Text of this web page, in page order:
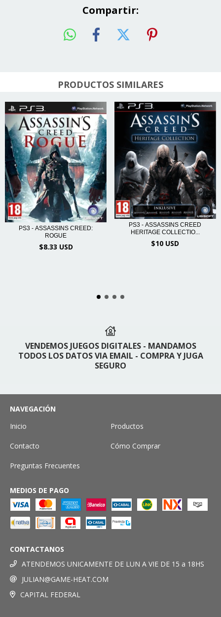
Compartir:
PRODUCTOS SIMILARES
PS3 - ASSASSINS CREED:
ROGUE
$8.33 USD
PS3 - ASSASSINS CREED
HERITAGE COLLECTIO...
$10 USD
VENDEMOS JUEGOS DIGITALES - MANDAMOS
TODOS LOS DATOS VIA EMAIL - COMPRA Y JUGA
SEGURO
NAVEGACIÓN
Inicio
Productos
Contacto Cómo Comprar
Preguntas Frecuentes
MEDIOS DE PAGO
CONTACTANOS
ATENDEMOS UNICAMENTE DE LUN A VIE DE 15 a 18HS
JULIAN@GAME-HEAT.COM
CAPITAL FEDERAL